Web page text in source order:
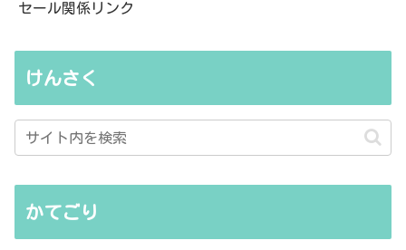
セール関係リンク
けんさく
かてごり